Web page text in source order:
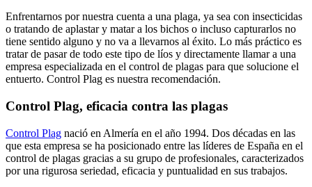
Enfrentarnos por nuestra cuenta a una plaga, ya sea con insecticidas
o tratando de aplastar y matar a los bichos o incluso capturarlos no
tiene sentido alguno y no va a llevarnos al éxito. Lo más práctico es
tratar de pasar de todo este tipo de líos y directamente llamar a una
empresa especializada en el control de plagas para que solucione el
entuerto. Control Plag es nuestra recomendación.
Control Plag, eficacia contra las plagas
Control Plag nació en Almería en el año 1994. Dos décadas en las
que esta empresa se ha posicionado entre las líderes de España en el
control de plagas gracias a su grupo de profesionales, caracterizados
por una rigurosa seriedad, eficacia y puntualidad en sus trabajos.